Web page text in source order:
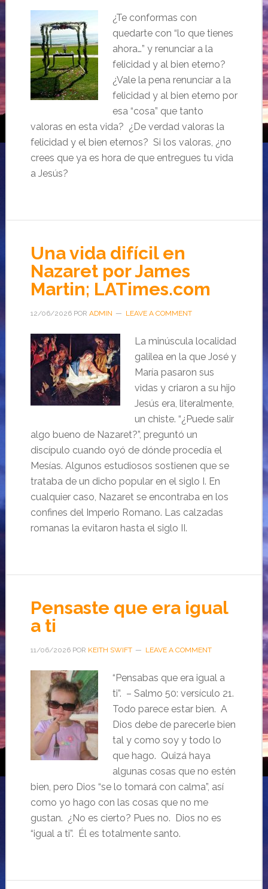
¿Te conformas con
quedarte con “lo que tienes
ahora…” y renunciar a la
felicidad y al bien eterno?
¿Vale la pena renunciar a la
felicidad y al bien eterno por
esa “cosa” que tanto
valoras en esta vida? ¿De verdad valoras la
felicidad y el bien eternos? Si los valoras, ¿no
crees que ya es hora de que entregues tu vida
a Jesús?
Una vida difícil en
Nazaret por James
Martin; LATimes.com
12/06/2026POR ADMIN LEAVE A COMMENT
La minúscula localidad
galilea en la que José y
María pasaron sus
vidas y criaron a su hijo
Jesús era, literalmente,
un chiste. “¿Puede salir
algo bueno de Nazaret?”, preguntó un
discípulo cuando oyó de dónde procedía el
Mesías. Algunos estudiosos sostienen que se
trataba de un dicho popular en el siglo I. En
cualquier caso, Nazaret se encontraba en los
confines del Imperio Romano. Las calzadas
romanas la evitaron hasta el siglo II.
Pensaste que era igual
a ti
11/06/2026POR KEITH SWIFT LEAVE A COMMENT
“Pensabas que era igual a
ti”. – Salmo 50: versículo 21.
Todo parece estar bien. A
Dios debe de parecerle bien
tal y como soy y todo lo
que hago. Quizá haya
algunas cosas que no estén
bien, pero Dios “se lo tomará con calma”, así
como yo hago con las cosas que no me
gustan. ¿No es cierto? Pues no. Dios no es
“igual a ti”. Él es totalmente santo.